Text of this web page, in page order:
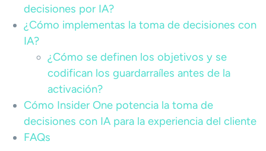
decisiones por IA?
¿Cómo implementas la toma de decisiones con
IA?
¿Cómo se definen los objetivos y se
codifican los guardarraíles antes de la
activación?
Cómo Insider One potencia la toma de
decisiones con IA para la experiencia del cliente
FAQs